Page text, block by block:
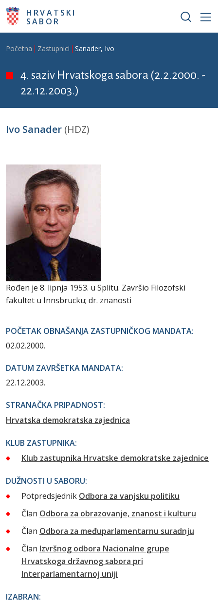
Skoči na glavni sadržaj
HRVATSKI
SABOR
Breadcrumb
Početna Zastupnici Sanader, Ivo
4. saziv Hrvatskoga sabora (2.2.2000. -
22.12.2003.)
Ivo Sanader (HDZ)
Rođen je 8. lipnja 1953. u Splitu. Završio Filozofski
fakultet u Innsbrucku; dr. znanosti
POČETAK OBNAŠANJA ZASTUPNIČKOG MANDATA:
02.02.2000.
DATUM ZAVRŠETKA MANDATA:
22.12.2003.
STRANAČKA PRIPADNOST:
Hrvatska demokratska zajednica
KLUB ZASTUPNIKA:
Klub zastupnika Hrvatske demokratske zajednice
DUŽNOSTI U SABORU:
Potpredsjednik Odbora za vanjsku politiku
Član Odbora za obrazovanje, znanost i kulturu
Član Odbora za međuparlamentarnu suradnju
Član Izvršnog odbora Nacionalne grupe
Hrvatskoga državnog sabora pri
Interparlamentarnoj uniji
IZABRAN: